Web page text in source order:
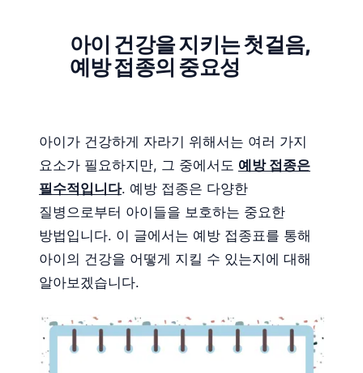
아이 건강을 지키는 첫걸음,
예방 접종의 중요성
아이가 건강하게 자라기 위해서는 여러 가지
요소가 필요하지만, 그 중에서도 예방 접종은
필수적입니다. 예방 접종은 다양한
질병으로부터 아이들을 보호하는 중요한
방법입니다. 이 글에서는 예방 접종표를 통해
아이의 건강을 어떻게 지킬 수 있는지에 대해
알아보겠습니다.